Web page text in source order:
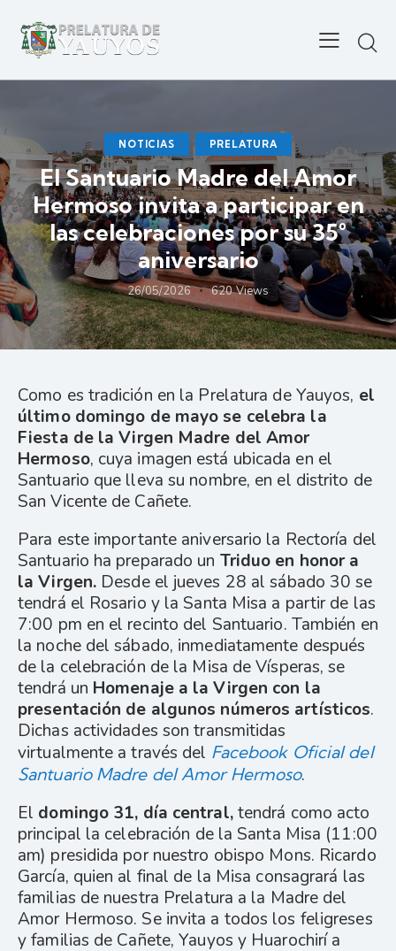
NOTICIAS PRELATURA
El Santuario Madre del Amor
Hermoso invita a participar en
las celebraciones por su 35°
aniversario
26/05/2026 620 Views
Como es tradición en la Prelatura de Yauyos, el
último domingo de mayo se celebra la
Fiesta de la Virgen Madre del Amor
Hermoso, cuya imagen está ubicada en el
Santuario que lleva su nombre, en el distrito de
San Vicente de Cañete.
Para este importante aniversario la Rectoría del
Santuario ha preparado un Triduo en honor a
la Virgen. Desde el jueves 28 al sábado 30 se
tendrá el Rosario y la Santa Misa a partir de las
7:00 pm en el recinto del Santuario. También en
la noche del sábado, inmediatamente después
de la celebración de la Misa de Vísperas, se
tendrá un Homenaje a la Virgen con la
presentación de algunos números artísticos.
Dichas actividades son transmitidas
virtualmente a través del Facebook Oficial del
Santuario Madre del Amor Hermoso.
El domingo 31, día central,tendrá como acto
principal la celebración de la Santa Misa (11:00
am) presidida por nuestro obispo Mons. Ricardo
García, quien al final de la Misa consagrará las
familias de nuestra Prelatura a la Madre del
Amor Hermoso. Se invita a todos los feligreses
y familias de Cañete, Yauyos y Huarochirí a